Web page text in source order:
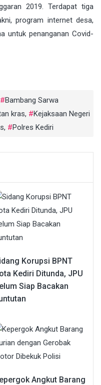
2019. Terdapat tiga
program internet desa,
untuk penanganan Covid-
Bambang Sarwa
kras,
Kejaksaan Negeri
, Polres Kediri
Korupsi BPNT
Kediri Ditunda, JPU
Siap Bacakan
Angkut Barang